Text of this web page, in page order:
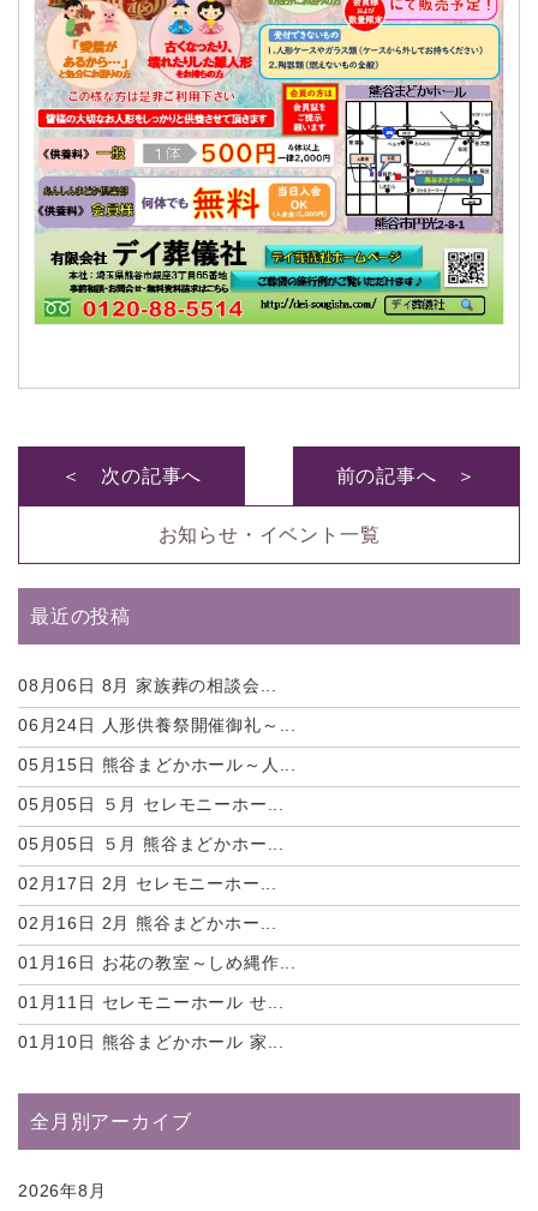
＜ 次の記事へ
お知らせ・イベント一覧
前の記事へ ＞
最近の投稿
08月06日 8月 家族葬の相談会...
06月24日 人形供養祭開催御礼～...
05月15日 熊谷まどかホール～人...
05月05日 ５月 セレモニーホー...
05月05日 ５月 熊谷まどかホー...
02月17日 2月 セレモニーホー...
02月16日 2月 熊谷まどかホー...
01月16日 お花の教室～しめ縄作...
01月11日 セレモニーホール せ...
01月10日 熊谷まどかホール 家...
全月別アーカイブ
2026年8月